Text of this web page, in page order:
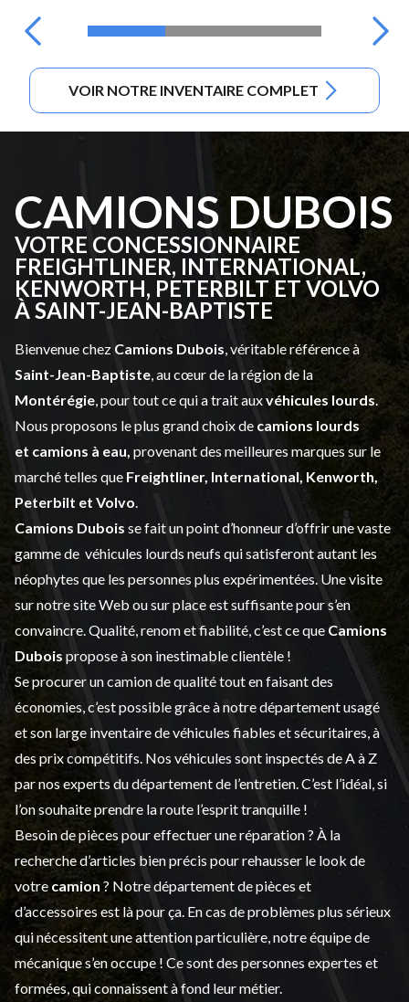
VOIR NOTRE INVENTAIRE COMPLET
CAMIONS DUBOIS
VOTRE CONCESSIONNAIRE
FREIGHTLINER, INTERNATIONAL,
KENWORTH, PETERBILT ET VOLVO
À SAINT-JEAN-BAPTISTE
Bienvenue chez Camions Dubois , véritable référence à
Saint-Jean-Baptiste , au cœur de la région de la
Montérégie , pour tout ce qui a trait auxvéhicules lourds
Nous proposons le plus grand choix de camions lourds
et camions à eau, provenant des meilleures marques sur le
marché telles que Freightliner, International, Kenworth,
Peterbilt et Volvo
Camions Dubois se fait un point d’honneur d’offrir une vaste
gamme de véhicules lourds neufs qui satisferont autant les
néophytes que les personnes plus expérimentées. Une visite
sur notre site Web ou sur place est suffisante pour s’en
convaincre. Qualité, renom et fiabilité, c’est ce que Camions
Dubois propose à son inestimable clientèle !
Se procurer un camion de qualité tout en faisant des
économies, c’est possible grâce à notredépartement usagé
et son large inventaire de véhicules fiables et sécuritaires, à
des prix compétitifs. Nos véhicules sont inspectés de A à Z
par nos experts du département de l’entretien . C’est l’idéal, si
l’on souhaite prendre la route l’esprit tranquille !
Besoin de pièces pour effectuer une réparation ? À la
recherche d’articles bien précis pour rehausser le look de
votre camion ? Notre département depièces et
d’accessoiresest là pour ça. En cas de problèmes plus sérieux
qui nécessitent une attention particulière, notre équipe de
mécanique s’en occupe ! Ce sont des personnes expertes et
formées, qui connaissent à fond leur métier.